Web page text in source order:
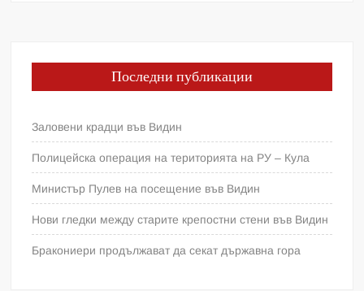
Последни публикации
Заловени крадци във Видин
Полицейска операция на територията на РУ – Кула
Министър Пулев на посещение във Видин
Нови гледки между старите крепостни стени във Видин
Бракониери продължават да секат държавна гора